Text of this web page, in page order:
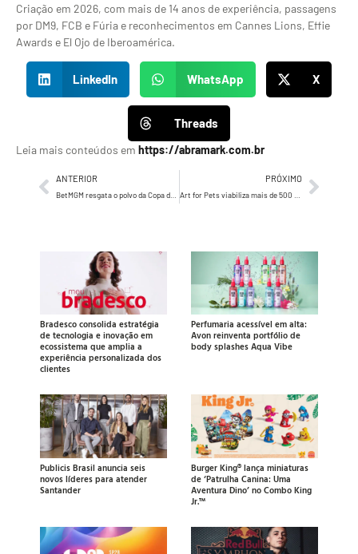
Criação em 2026, com mais de 14 anos de experiência, passagens
por DM9, FCB e Fúria e reconhecimentos em Cannes Lions, Effie
Awards e El Ojo de Iberoamérica.
LinkedIn WhatsApp X
Threads
Leia mais conteúdos em https://abramark.com.br
ANTERIOR PRÓXIMO
Bradesco consolida estratégia
de tecnologia e inovação em
ecossistema que amplia a
experiência personalizada dos
clientes
Perfumaria acessível em alta:
Avon reinventa portfólio de
body splashes Aqua Vibe
Publicis Brasil anuncia seis
novos líderes para atender
Santander
Burger King® lança miniaturas
de ‘Patrulha Canina: Uma
Aventura Dino’ no Combo King
Jr.™